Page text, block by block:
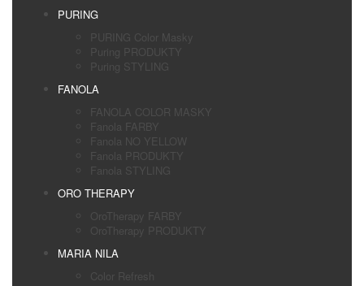
PURING
PURING Color Masky
Puring PRODUKTY
Puring STYLING
FANOLA
FANOLA COLOR MASKY
Fanola FARBY
Fanola NO YELLOW
Fanola PRODUKTY
Fanola STYLING
ORO THERAPY
OroTherapy FARBY
OroTherapy PRODUKTY
MARIA NILA
Color Refresh